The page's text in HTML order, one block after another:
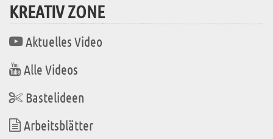
KREATIV ZONE
Aktuelles Video
Alle Videos
Bastelideen
Arbeitsblätter